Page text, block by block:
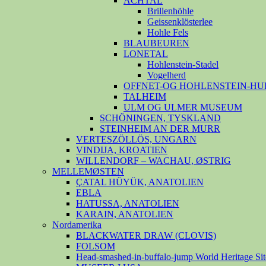
Brillenhöhle
Geissenklösterlee
Hohle Fels
BLAUBEUREN
LONETAL
Hohlenstein-Stadel
Vogelherd
OFFNET-OG HOHLENSTEIN-
TALHEIM
ULM OG ULMER MUSEUM
SCHÖNINGEN, TYSKLAND
STEINHEIM AN DER MURR
VERTESZÖLLÖS, UNGARN
VINDIJA, KROATIEN
WILLENDORF – WACHAU, ØSTRIG
MELLEMØSTEN
ÇATAL HÜYÜK, ANATOLIEN
EBLA
HATUSSA, ANATOLIEN
KARAIN, ANATOLIEN
Nordamerika
BLACKWATER DRAW (CLOVIS)
FOLSOM
Head-smashed-in-buffalo-jump World Heritage